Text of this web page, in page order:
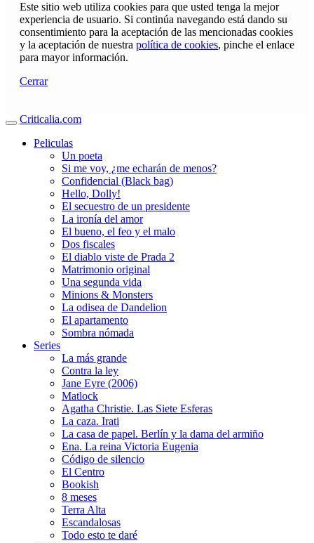
Este sitio web utiliza cookies para que usted tenga la mejor
experiencia de usuario. Si continúa navegando está dando su
consentimiento para la aceptación de las mencionadas cookies
y la aceptación de nuestra política de cookies, pinche el enlace
para mayor información.
Cerrar
Criticalia.com
Peliculas
Un poeta
Si me voy, ¿me echarán de menos?
Confidencial (Black bag)
Hello, Dolly!
El secuestro de un presidente
La ironía del amor
El bueno, el feo y el malo
Dos fiscales
El diablo viste de Prada 2
Matrimonio original
Una segunda vida
Minions & Monsters
La odisea de Dandelion
El apartamento
Sombra nómada
Series
La más grande
Contra la ley
Jane Eyre (2006)
Matlock
Agatha Christie. Las Siete Esferas
La caza. Irati
La casa de papel. Berlín y la dama del armiño
Ena. La reina Victoria Eugenia
Código de silencio
El Centro
Bookish
8 meses
Terra Alta
Escandalosas
Todo esto te daré